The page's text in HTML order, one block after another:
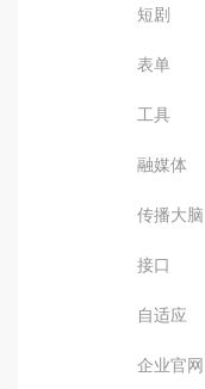
短剧
表单
工具
融媒体
传播大脑
接口
自适应
企业官网